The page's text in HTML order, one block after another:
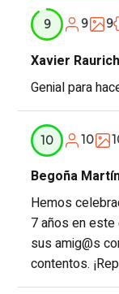
9 9 9
Xavier Raurich
Genial para
10 10
Begoña
Hemos
7 años en
sus amig@s
contentos.